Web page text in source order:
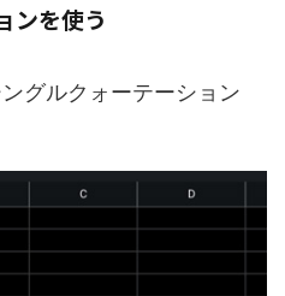
ンを使う
グルクォーテーション